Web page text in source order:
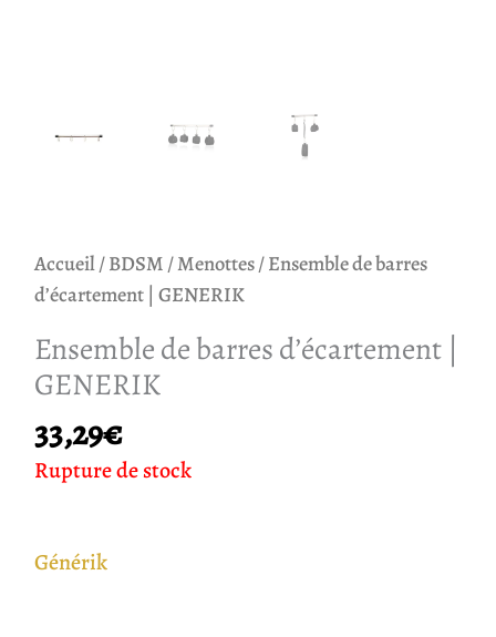
Accueil/BDSM /Menottes/ Ensemble de barres
d’écartement | GENERIK
Ensemble de barres d’écartement |
GENERIK
33,29€
Rupture de stock
Générik